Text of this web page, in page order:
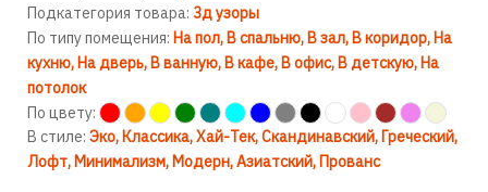
Подкатегория товара: 3д узоры
По типу помещения: На пол В спальню В зал В коридор На
кухню На дверь В ванную В кафе В офис В детскую На
потолок
По цвету:
В стиле: Эко Классика Хай-Тек Скандинавский Греческий
Лофт Минимализм Модерн Азиатский Прованс